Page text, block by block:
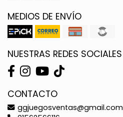
MEDIOS DE ENVÍO
NUESTRAS REDES SOCIALES
CONTACTO
ggjuegosventas@gmail.com